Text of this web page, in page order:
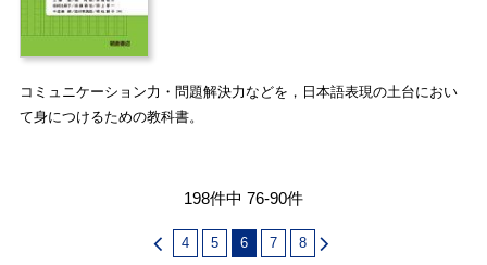
コミュニケーション力・問題解決力などを，日本語表現の土台におい
て身につけるための教科書。
198件中 76-90件
4 5 6 7 8